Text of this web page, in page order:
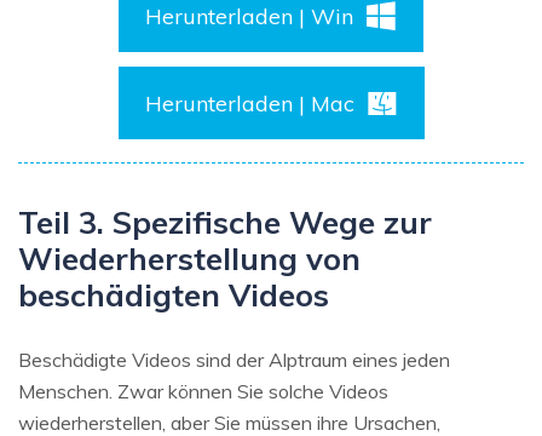
Herunterladen | Win
Herunterladen | Mac
Teil 3. Spezifische Wege zur
Wiederherstellung von
beschädigten Videos
Beschädigte Videos sind der Alptraum eines jeden
Menschen. Zwar können Sie solche Videos
wiederherstellen, aber Sie müssen ihre Ursachen,